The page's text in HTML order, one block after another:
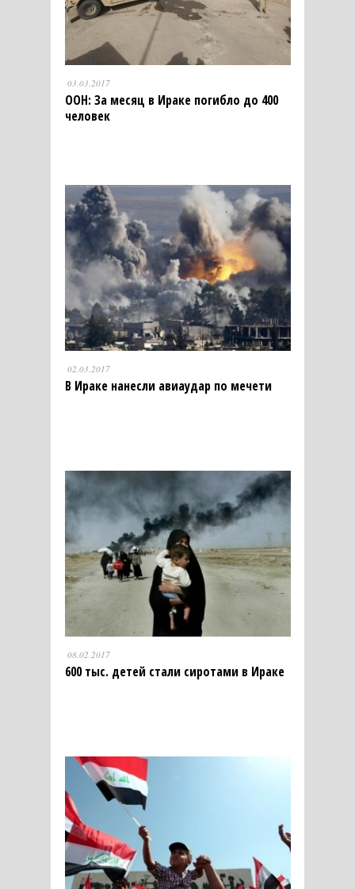
03.03.2017
ООН: За месяц в Ираке погибло до 400
человек
02.03.2017
В Ираке нанесли авиаудар по мечети
08.02.2017
600 тыс. детей стали сиротами в Ираке